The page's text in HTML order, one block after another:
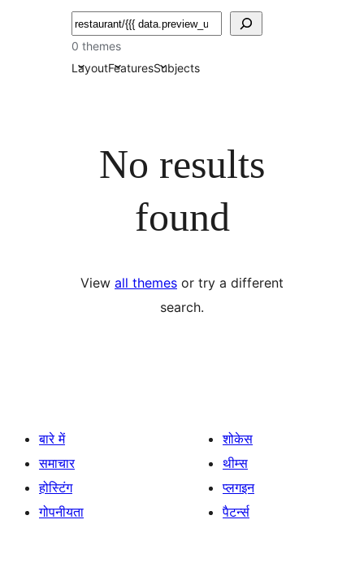
खोजें
0 themes
LayoutFeaturesSubjects
No results
found
View all themes or try a different
search.
बारे में
समाचार
होस्टिंग
गोपनीयता
शोकेस
थीम्स
प्लगइन
पैटर्न्स